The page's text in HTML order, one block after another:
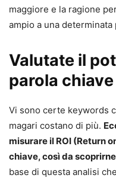
maggiore e la ragione
ampio a una determinata
Valutate il
parola chiave
Vi sono certe keywords
magari costano di più.
misurare il ROI (Return
chiave, così da
base di questa analisi